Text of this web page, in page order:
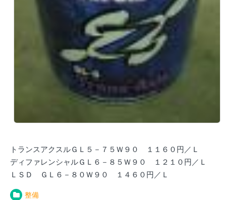
トランスアクスルＧＬ５－７５Ｗ９０ １１６０円／Ｌ
ディファレンシャルＧＬ６－８５Ｗ９０ １２１０円／Ｌ
ＬＳＤ ＧＬ６－８０Ｗ９０ １４６０円／Ｌ
整備